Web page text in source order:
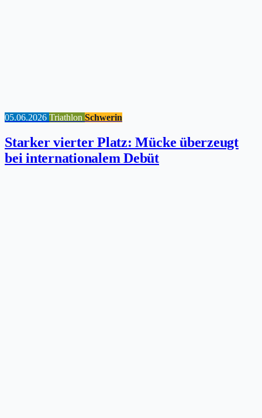
05.06.2026 Triathlon Schwerin
Starker vierter Platz: Mücke überzeugt
bei internationalem Debüt